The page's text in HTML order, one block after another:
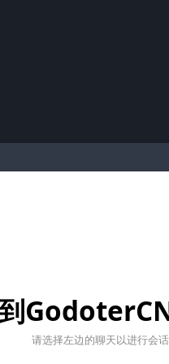
请选择左边的聊天以进行会话